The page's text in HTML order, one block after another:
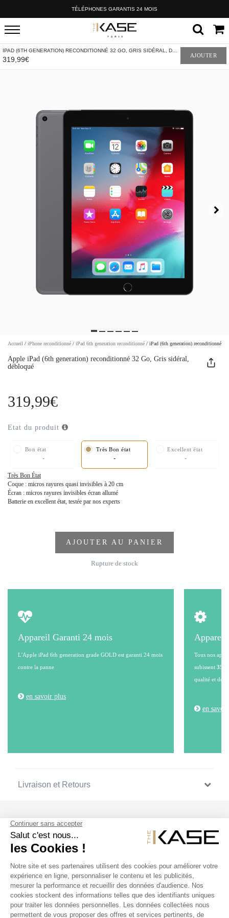
TÉLÉPHONES GARANTIS 24 MOIS
319,99€ AJOUTER
Accueil / iPhone reconditionné / iPad 6th generation reconditionné / iPad (6th generation) reconditionné
Apple iPad (6th generation) reconditionné 32 Go, Gris sidéral,
débloqué
319,99€
Etat du produit
Bon état
-
Très Bon état
-
Excellent état
-
Très Bon État
Coque : micros rayures quasi invisibles à 20 cm
Écran : micros rayures invisibles écran allumé
Batterie en excellent état, testée par nos experts
AJOUTER AU PANIER
Rupture de stock
Appareil Garanti 24 mois
L'Apple iPad 6th generation grade GOLD est garanti 24 mois
contre la panne
en savoir plus
Appareil
Tous nos
subissent 35
qualité et de
en
Livraison et Retours
NOS PRODUITS
THE KASE